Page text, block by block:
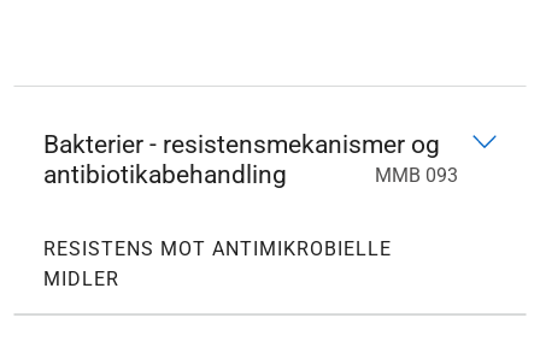
Bakterier - resistensmekanismer og
antibiotikabehandling
MMB 093
RESISTENS MOT ANTIMIKROBIELLE
MIDLER